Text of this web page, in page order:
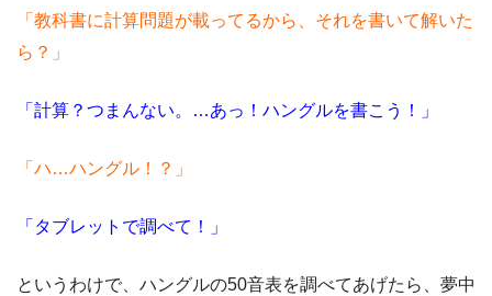
「教科書に計算問題が載ってるから、それを書いて解いた
ら？」
「計算？つまんない。…あっ！ハングルを書こう！」
「ハ…ハングル！？」
「タブレットで調べて！」
というわけで、ハングルの50音表を調べてあげたら、夢中